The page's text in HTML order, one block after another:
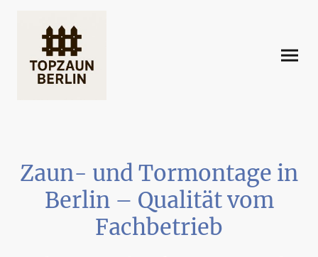
Zaun- und Tormontage in
Berlin – Qualität vom
Fachbetrieb